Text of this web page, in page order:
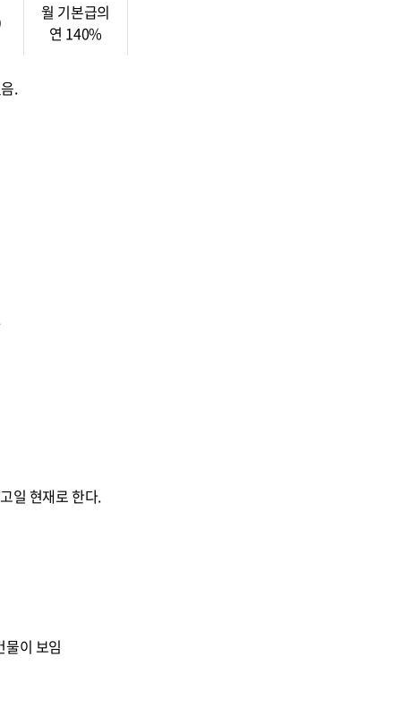
월 기본급의
연 140%
.
일 현재로 한다.
이 보임